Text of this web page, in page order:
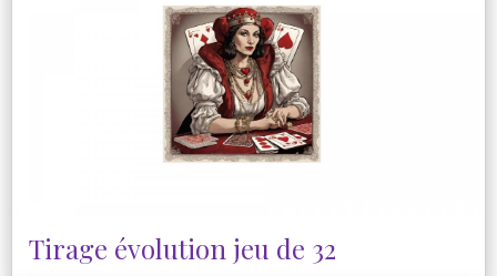
Tirage évolution jeu de 32